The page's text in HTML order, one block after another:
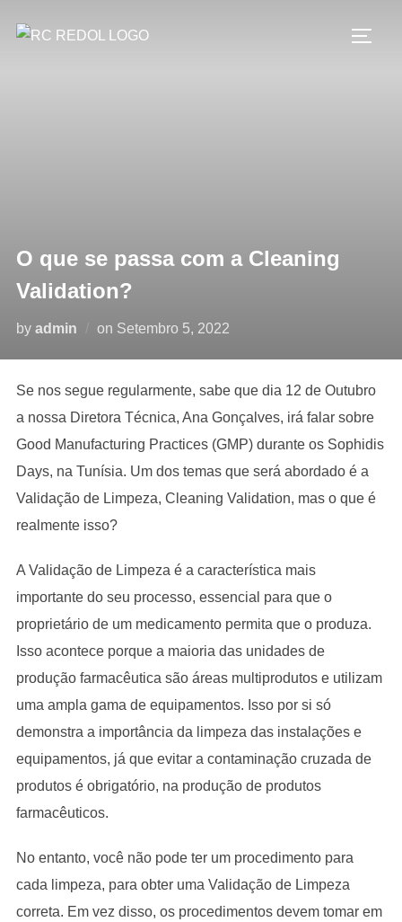
O que se passa com a Cleaning
Validation?
by admin on Setembro 5, 2022
Se nos segue regularmente, sabe que dia 12 de Outubro
a nossa Diretora Técnica, Ana Gonçalves, irá falar sobre
Good Manufacturing Practices (GMP) durante os Sophidis
Days, na Tunísia. Um dos temas que será abordado é a
Validação de Limpeza, Cleaning Validation, mas o que é
realmente isso?
A Validação de Limpeza é a característica mais
importante do seu processo, essencial para que o
proprietário de um medicamento permita que o produza.
Isso acontece porque a maioria das unidades de
produção farmacêutica são áreas multiprodutos e utilizam
uma ampla gama de equipamentos. Isso por si só
demonstra a importância da limpeza das instalações e
equipamentos, já que evitar a contaminação cruzada de
produtos é obrigatório, na produção de produtos
farmacêuticos.
No entanto, você não pode ter um procedimento para
cada limpeza, para obter uma Validação de Limpeza
correta. Em vez disso, os procedimentos devem tomar em